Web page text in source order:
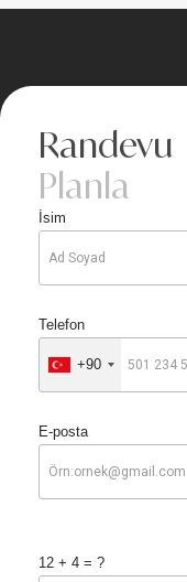
Randevu
Planla
İsim
Telefon
+90
E-posta
12 + 4 = ?